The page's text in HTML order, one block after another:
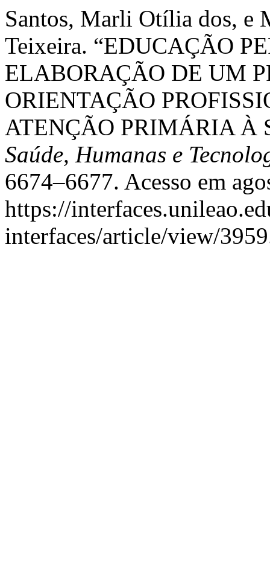
Santos, Marli Otília dos, e
Teixeira. “EDUCAÇÃO
ELABORAÇÃO DE UM
ORIENTAÇÃO
ATENÇÃO PRIMÁRIA À
Saúde, Humanas e
6674–6677. Acesso em
https://
interfaces/article/view/